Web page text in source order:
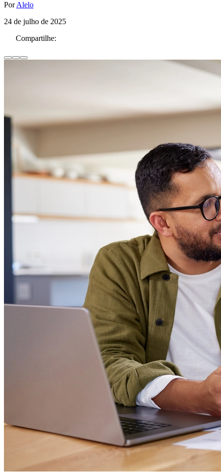
PorAlelo
24 de julho de 2025
Compartilhe: